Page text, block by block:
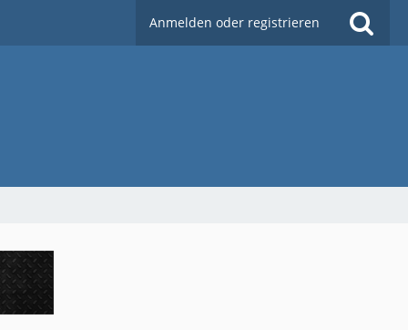
Anmelden oder registrieren